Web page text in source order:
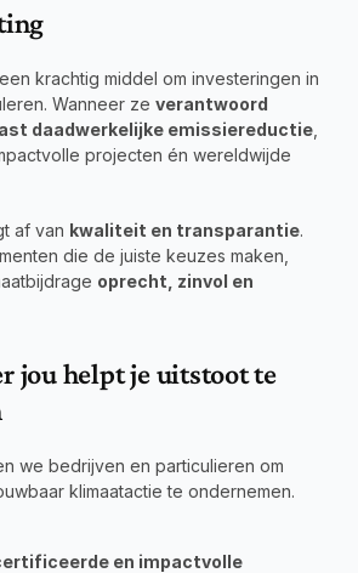
krachtig middel om investeringen in
Wanneer ze
daadwerkelijke emissiereductie
projecten én wereldwijde
af van kwaliteit en transparantie.
die de juiste keuzes maken,
oprecht, zinvol en
jou helpt je uitstoot te
we bedrijven en particulieren om
klimaatactie te ondernemen.
en impactvolle